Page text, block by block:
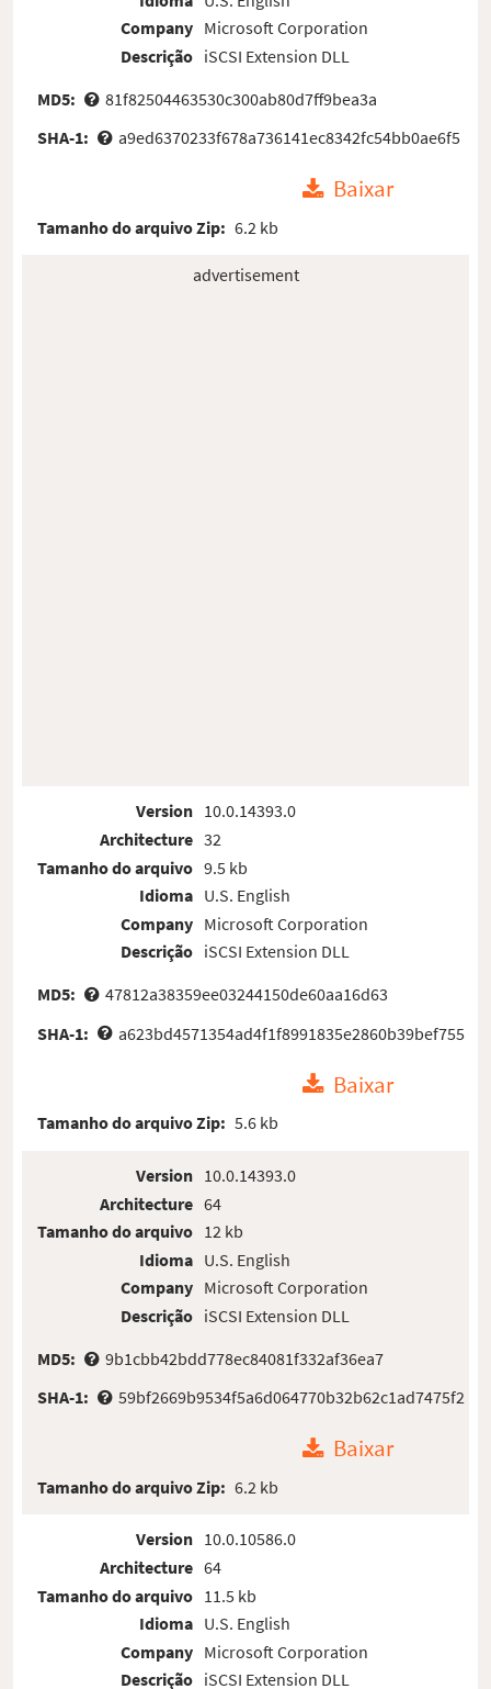
Company
Descrição
Microsoft Corporation
iSCSI Extension DLL
MD5:
81f82504463530c300ab80d7ff9bea3a
SHA-1:
a9ed6370233f678a736141ec8342fc54bb0ae6f5
Baixar
Tamanho do arquivo Zip: 6.2 kb
advertisement
Version
Architecture
Tamanho do arquivo
Idioma
Company
Descrição
10.0.14393.0
32
9.5 kb
U.S. English
Microsoft Corporation
iSCSI Extension DLL
MD5:
47812a38359ee03244150de60aa16d63
SHA-1:
a623bd4571354ad4f1f8991835e2860b39bef755
Baixar
Tamanho do arquivo Zip: 5.6 kb
Version
Architecture
Tamanho do arquivo
Idioma
Company
Descrição
10.0.14393.0
64
12 kb
U.S. English
Microsoft Corporation
iSCSI Extension DLL
MD5:
9b1cbb42bdd778ec84081f332af36ea7
SHA-1:
59bf2669b9534f5a6d064770b32b62c1ad7475f2
Baixar
Tamanho do arquivo Zip: 6.2 kb
Version
Architecture
Tamanho do arquivo
Idioma
Company
Descrição
10.0.10586.0
64
11.5 kb
U.S. English
Microsoft Corporation
iSCSI Extension DLL